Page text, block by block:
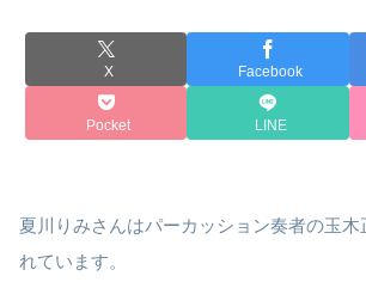
X Facebook
Pocket LINE
夏川りみさんはパーカッション奏者の玉木
れています。